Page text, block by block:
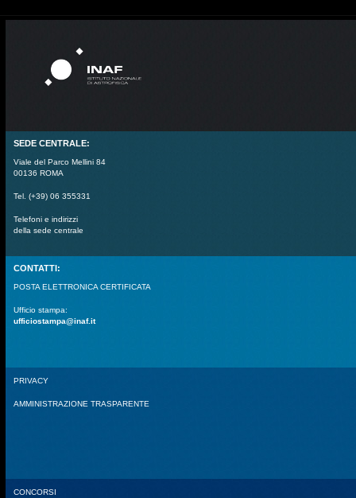
SEDE CENTRALE:
Viale del Parco Mellini 84
00136 ROMA
Tel. (+39) 06 355331
Telefoni e indirizzi
della sede centrale
CONTATTI:
POSTA ELETTRONICA CERTIFICATA
Ufficio stampa:
ufficiostampa@inaf.it
PRIVACY
AMMINISTRAZIONE TRASPARENTE
CONCORSI